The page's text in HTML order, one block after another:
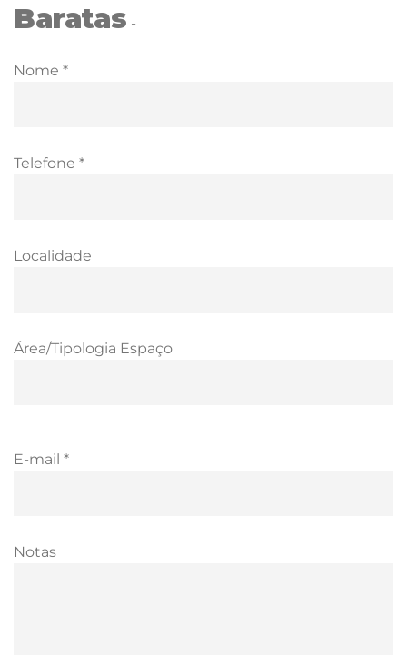
Baratas -
Nome *
Telefone *
Localidade
Área/Tipologia Espaço
E-mail *
Notas